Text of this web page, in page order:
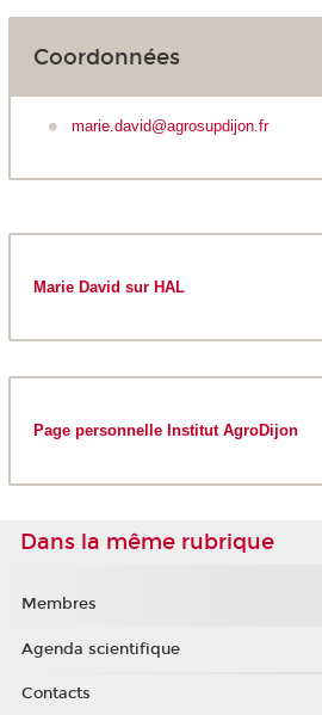
Coordonnées
marie.david@agrosupdijon.fr
Marie David sur HAL
Page personnelle Institut AgroDijon
Dans la même rubrique
Membres
Agenda scientifique
Contacts